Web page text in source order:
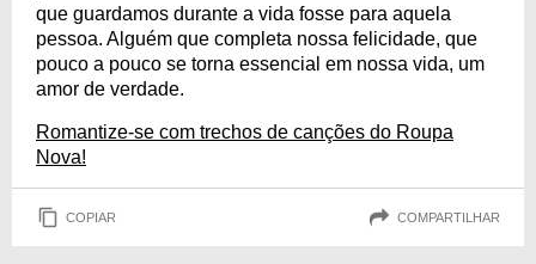
que guardamos durante a vida fosse para aquela
pessoa. Alguém que completa nossa felicidade, que
pouco a pouco se torna essencial em nossa vida, um
amor de verdade.
Romantize-se com trechos de canções do Roupa
Nova!
COPIAR COMPARTILHAR